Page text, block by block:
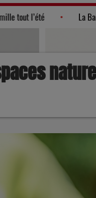
et visites : le Lot en